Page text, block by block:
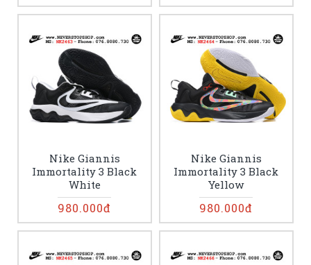
Nike Giannis
Immortality 3 Black
White
980.000đ
Nike Giannis
Immortality 3 Black
Yellow
980.000đ